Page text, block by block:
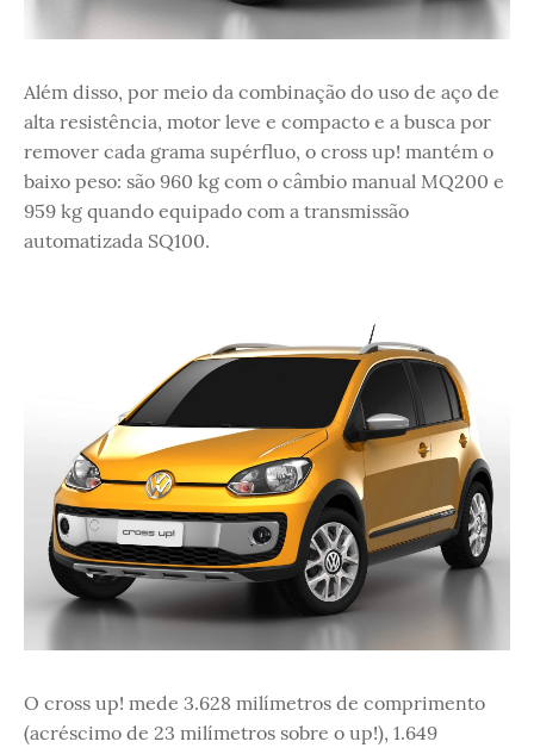
Além disso, por meio da combinação do uso de aço de
alta resistência, motor leve e compacto e a busca por
remover cada grama supérfluo, o cross up! mantém o
baixo peso: são 960 kg com o câmbio manual MQ200 e
959 kg quando equipado com a transmissão
automatizada SQ100.
O cross up! mede 3.628 milímetros de comprimento
(acréscimo de 23 milímetros sobre o up!), 1.649